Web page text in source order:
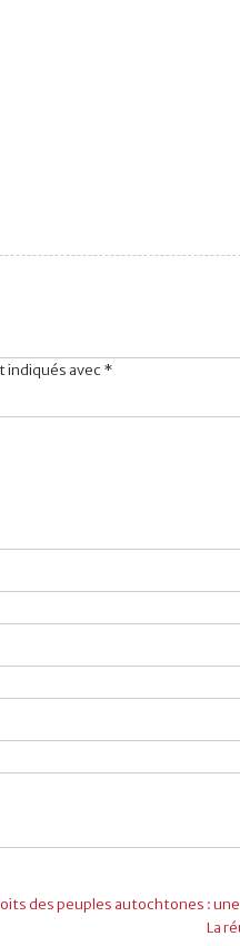
indiqués avec *
des peuples autochtones :
La